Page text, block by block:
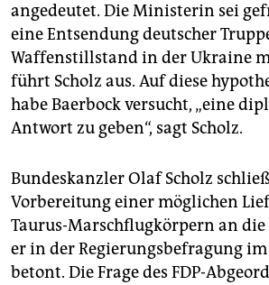
angedeutet. Die Ministerin sei
eine Entsendung deutscher
Waffenstillstand in der Ukraine
führt Scholz aus. Auf diese
habe Baerbock versucht, „eine
Antwort zu geben“, sagt Scholz.
Bundeskanzler Olaf Scholz
Vorbereitung einer möglichen
Taurus-Marschflugkörpern an die
er in der Regierungsbefragung
betont. Die Frage des FDP-